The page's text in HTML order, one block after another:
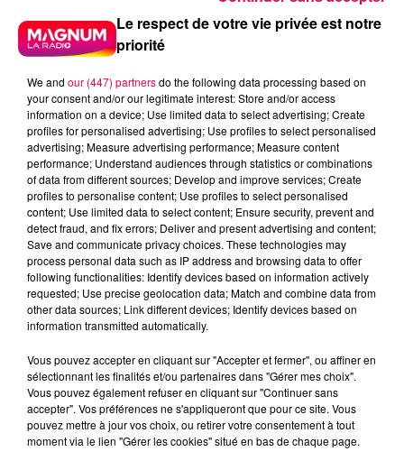
DJ MAGOUILLE
MAGNUM CAFE
NANCY
MEURTHE-ET-MOSELLE
LORRAINE
Rémy
AVEC AURELIA DE NANCY
28 mai 2026 - 4 min 43 sec
DJ MAGOUILLE DU 28/05/26
Le respect de votre vie privée est notre
priorité
We and our (447) partnersdo the following data processing based on
your consent and/or our legitimate interest: Store and/or access
information on a device; Use limited data to select advertising; Create
profiles for personalised advertising; Use profiles to select personalised
advertising; Measure advertising performance; Measure content
performance; Understand audiences through statistics or combinations
of data from different sources; Develop and improve services; Create
profiles to personalise content; Use profiles to select personalised
content; Use limited data to select content; Ensure security, prevent and
detect fraud, and fix errors; Deliver and present advertising and content;
Save and communicate privacy choices. These technologies may
process personal data such as IP address and browsing data to offer
following functionalities: Identify devices based on information actively
requested; Use precise geolocation data; Match and combine data from
other data sources; Link different devices; Identify devices based on
information transmitted automatically.
Vous pouvez accepter en cliquant sur "Accepter et fermer", ou affiner en
sélectionnant les finalités et/ou partenaires dans "Gérer mes choix".
Vous pouvez également refuser en cliquant sur "Continuer sans
accepter". Vos préférences ne s'appliqueront que pour ce site. Vous
pouvez mettre à jour vos choix, ou retirer votre consentement à tout
moment via le lien "Gérer les cookies" situé en bas de chaque page.